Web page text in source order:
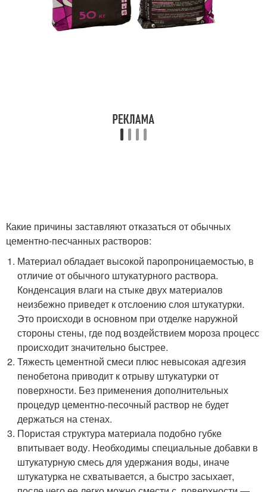
Какие причины заставляют отказаться от обычных
цементно-песчанных растворов:
Материал обладает высокой паропроницаемостью, в
отличие от обычного штукатурного раствора.
Конденсация влаги на стыке двух материалов
неизбежно приведет к отслоению слоя штукатурки.
Это происходи в основном при отделке наружной
стороны стены, где под воздействием мороза процесс
происходит значительно быстрее.
Тяжесть цементной смеси плюс невысокая адгезия
пенобетона приводит к отрыву штукатурки от
поверхности. Без применения дополнительных
процедур цементно-песочный раствор не будет
держаться на стенах.
Пористая структура материала подобно губке
впитывает воду. Необходимы специальные добавки в
штукатурную смесь для удержания воды, иначе
штукатурка не схватывается, а быстро засыхает,